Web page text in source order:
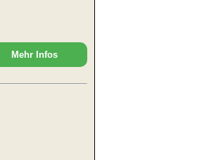
Mehr Infos